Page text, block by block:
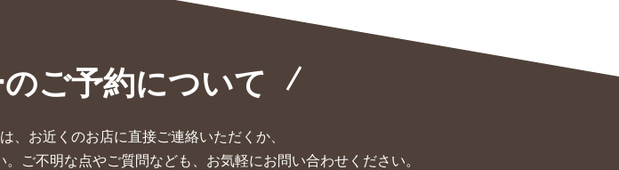
ご予約について
、お近くのお店に直接ご連絡いただくか、
ご不明な点やご質問なども、お気軽にお問い合わせください。